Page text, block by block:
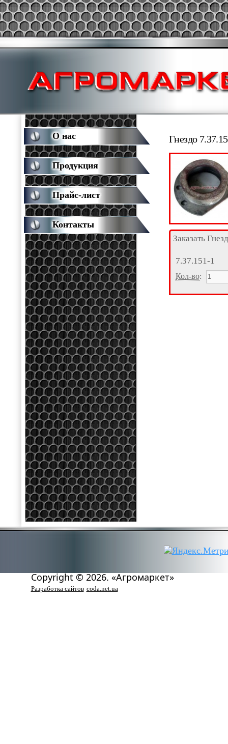
Гнездо
Заказать
7.37.151-1
Кол-во:
О нас
Продукция
Прайс-лист
Контакты
Copyright © 2026. «Агромаркет»
Разработка сайтов coda.net.ua